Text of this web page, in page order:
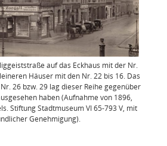
auf das Eckhaus mit der Nr.
Häuser mit den Nr. 22 bis 16. Das
26 bzw. 29 lag dieser Reihe gegenüber
haben (Aufnahme von 1896,
Stiftung Stadtmuseum VI 65-793 V, mit
Genehmigung).